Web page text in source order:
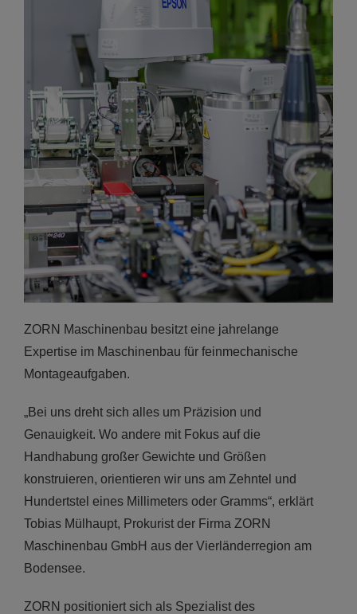
ZORN Maschinenbau besitzt eine jahrelange
Expertise im Maschinenbau für feinmechanische
Montageaufgaben.
„Bei uns dreht sich alles um Präzision und
Genauigkeit. Wo andere mit Fokus auf die
Handhabung großer Gewichte und Größen
konstruieren, orientieren wir uns am Zehntel und
Hundertstel eines Millimeters oder Gramms“, erklärt
Tobias Mülhaupt, Prokurist der Firma ZORN
Maschinenbau GmbH aus der Vierländerregion am
Bodensee.
ZORN positioniert sich als Spezialist des